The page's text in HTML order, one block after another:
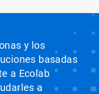
y los
basadas
a Ecolab
a